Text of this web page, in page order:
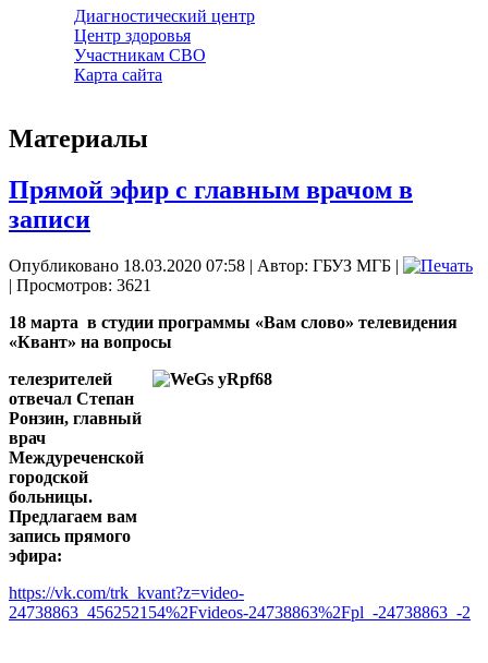
Диагностический центр
Центр здоровья
Участникам СВО
Карта сайта
Материалы
Прямой эфир с главным врачом в
записи
Опубликовано 18.03.2020 07:58 | Автор: ГБУЗ МГБ |
| Просмотров: 3621
18 марта в студии программы «Вам слово» телевидения
«Квант» на вопросы
телезрителей
отвечал Степан
Ронзин, главный
врач
Междуреченской
городской
больницы.
Предлагаем вам
запись прямого
эфира:
https://vk.com/trk_kvant?z=video-
24738863_456252154%2Fvideos-24738863%2Fpl_-24738863_-2